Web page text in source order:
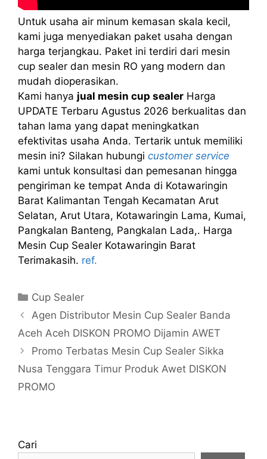
Untuk usaha air minum kemasan skala kecil,
kami juga menyediakan paket usaha dengan
harga terjangkau. Paket ini terdiri dari mesin
cup sealer dan mesin RO yang modern dan
mudah dioperasikan.
Kami hanya jual mesin cup sealer Harga
UPDATE Terbaru Agustus 2026 berkualitas dan
tahan lama yang dapat meningkatkan
efektivitas usaha Anda. Tertarik untuk memiliki
mesin ini? Silakan hubungi customer service
kami untuk konsultasi dan pemesanan hingga
pengiriman ke tempat Anda di Kotawaringin
Barat Kalimantan Tengah Kecamatan Arut
Selatan, Arut Utara, Kotawaringin Lama, Kumai,
Pangkalan Banteng, Pangkalan Lada,. Harga
Mesin Cup Sealer Kotawaringin Barat
Terimakasih. ref.
Kategori
Cup Sealer
Agen Distributor Mesin Cup Sealer Banda
Aceh Aceh DISKON PROMO Dijamin AWET
Promo Terbatas Mesin Cup Sealer Sikka
Nusa Tenggara Timur Produk Awet DISKON
PROMO
Cari